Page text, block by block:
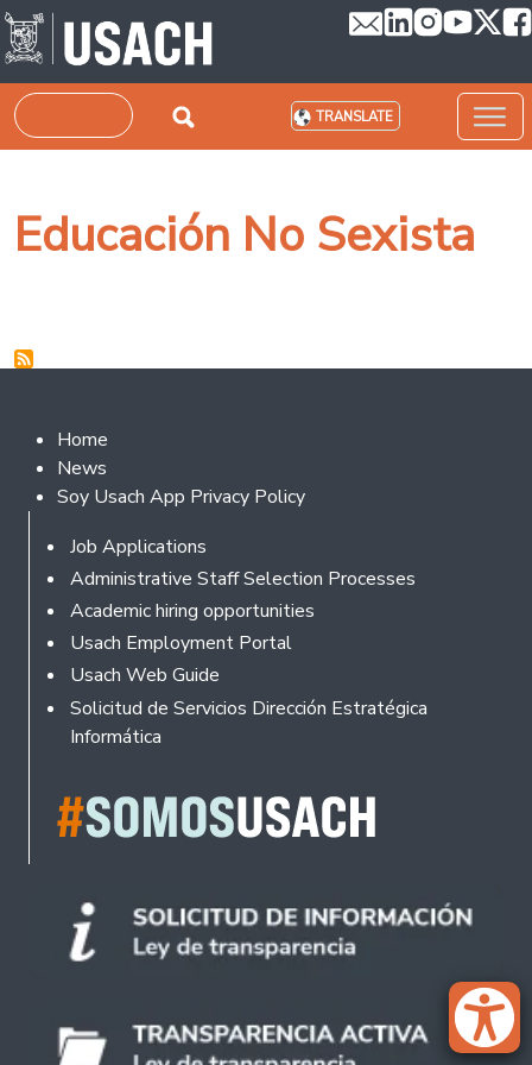
Skip to main content
Search TRANSLATE
Educación No Sexista
Footer 2
Home
News
Soy Usach App Privacy Policy
Footer
Job Applications
Administrative Staff Selection Processes
Academic hiring opportunities
Usach Employment Portal
Usach Web Guide
Solicitud de Servicios Dirección Estratégica
Informática